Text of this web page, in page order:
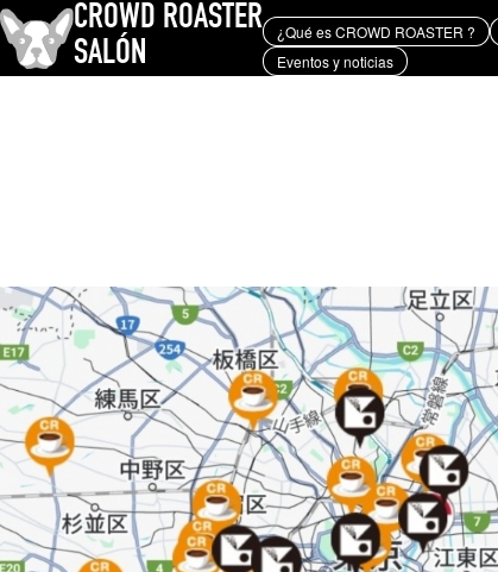
CROWD ROASTER
SALÓN
¿Qué es CROWD ROASTER ?
Eventos y noticias
convencional.